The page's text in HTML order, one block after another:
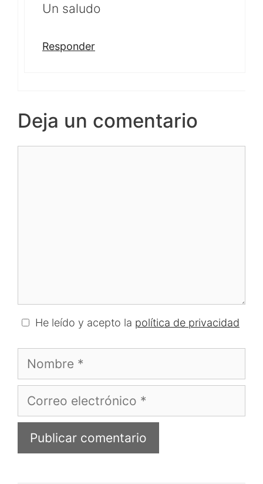
Un saludo
Responder
Deja un comentario
He leído y acepto la política de privacidad
Nombre
Correo
electrónico